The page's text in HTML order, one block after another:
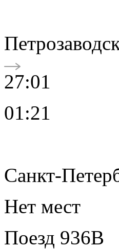
27:01
01:21
Санкт-
Нет мест
Поезд 936В